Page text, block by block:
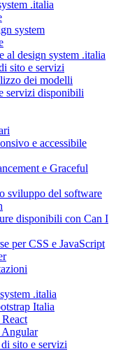
.italia
system
al design system .italia
sito e servizi
dei modelli
servizi disponibili
e accessibile
e Graceful
sviluppo del software
disponibili con Can I
per CSS e JavaScript
.italia
Italia
sito e servizi